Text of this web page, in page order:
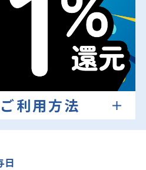
利用方法
日